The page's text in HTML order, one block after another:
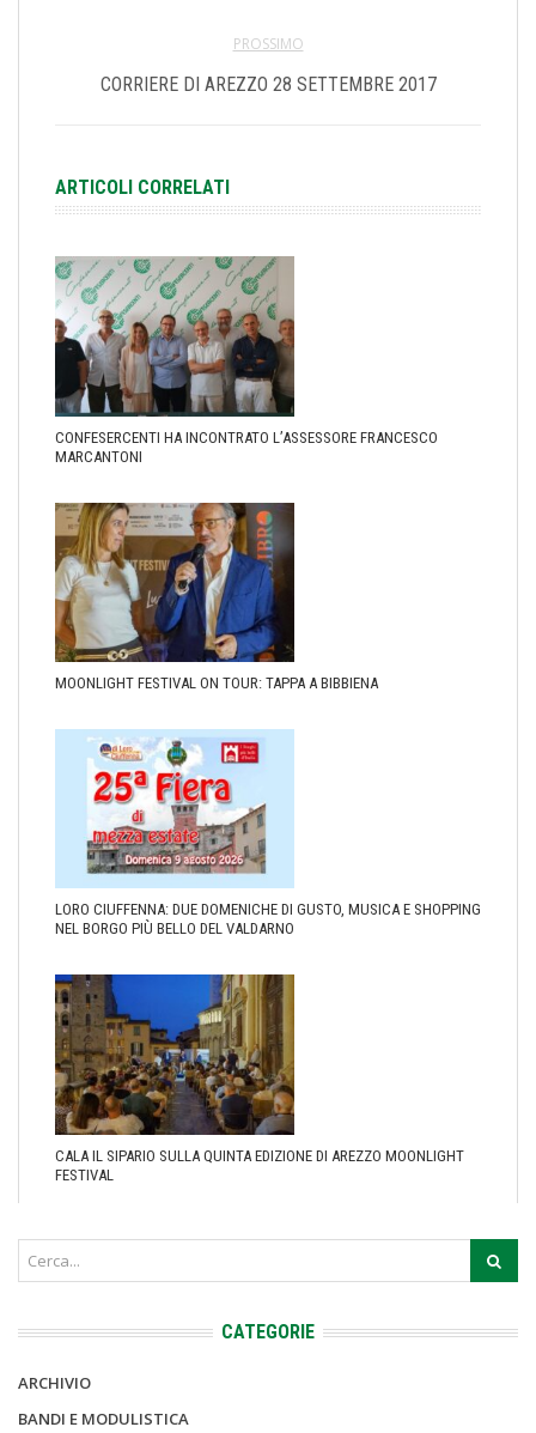
PROSSIMO
CORRIERE DI AREZZO 28 SETTEMBRE 2017
ARTICOLI CORRELATI
CONFESERCENTI HA INCONTRATO L’ASSESSORE FRANCESCO
MARCANTONI
MOONLIGHT FESTIVAL ON TOUR: TAPPA A BIBBIENA
LORO CIUFFENNA: DUE DOMENICHE DI GUSTO, MUSICA E SHOPPING
NEL BORGO PIÙ BELLO DEL VALDARNO
CALA IL SIPARIO SULLA QUINTA EDIZIONE DI AREZZO MOONLIGHT
FESTIVAL
CATEGORIE
ARCHIVIO
BANDI E MODULISTICA